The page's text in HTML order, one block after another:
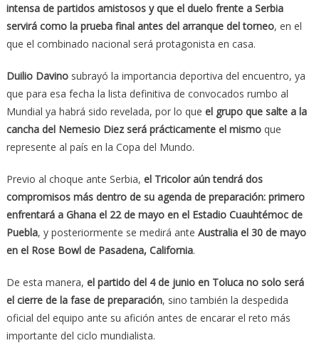
intensa de partidos amistosos y que el duelo frente a Serbia
servirá como la prueba final antes del arranque del torneo, en el
que el combinado nacional será protagonista en casa.
Duilio Davinosubrayó la importancia deportiva del encuentro, ya
que para esa fecha la lista definitiva de convocados rumbo al
Mundial ya habrá sido revelada, por lo que el grupo que salte a la
cancha del Nemesio Diez será prácticamente el mismoque
represente al país en la Copa del Mundo.
Previo al choque ante Serbia, el Tricolor aún tendrá dos
compromisos más dentro de su agenda de preparación: primero
enfrentará a Ghana el 22 de mayo en el Estadio Cuauhtémoc de
Puebla, y posteriormente se medirá ante Australia el 30 de mayo
en el Rose Bowl de Pasadena, California.
De esta manera, el partido del 4 de junio en Toluca no solo será
el cierre de la fase de preparación, sino también la despedida
oficial del equipo ante su afición antes de encarar el reto más
importante del ciclo mundialista.